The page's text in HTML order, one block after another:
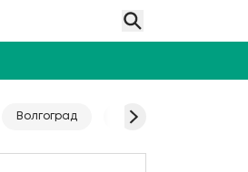
Волгоград Гайд